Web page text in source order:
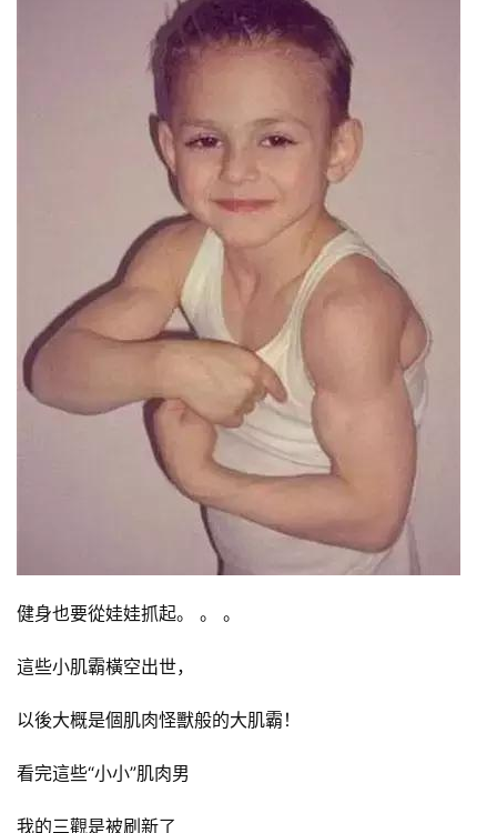
健身也要從娃娃抓起。 。 。
這些小肌霸橫空出世，
以後大概是個肌肉怪獸般的大肌霸！
看完這些“小小”肌肉男
我的三觀是被刷新了